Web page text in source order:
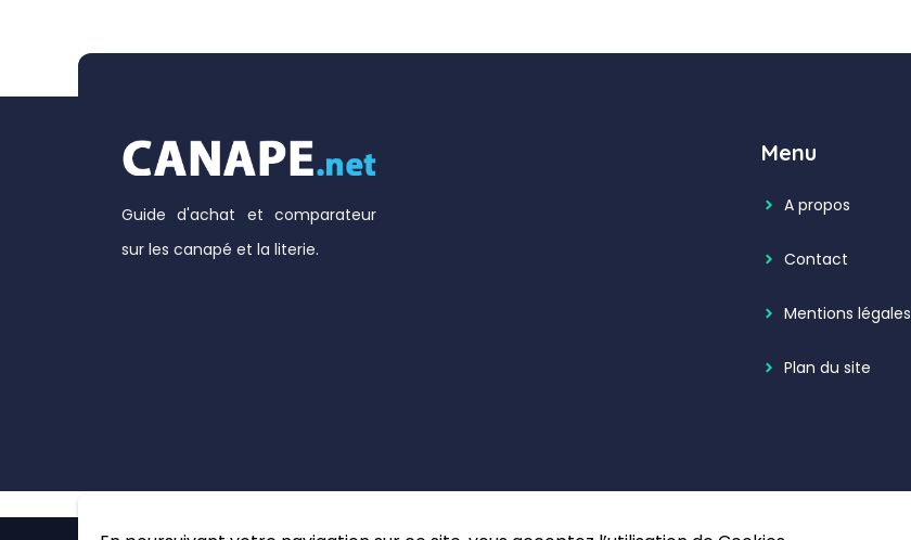
Guide d'achat et comparateur
sur les canapé et la literie.
Menu
A propos
Contact
Mentions légales
Plan du site